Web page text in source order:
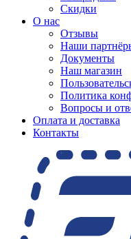
Скидки
О нас
Отзывы
Наши
Документы
Наш магазин
Политика
Вопросы и
Оплата и доставка
Контакты